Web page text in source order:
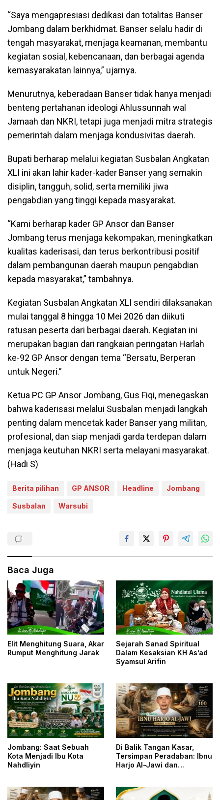
“Saya mengapresiasi dedikasi dan totalitas Banser
Jombang dalam berkhidmat. Banser selalu hadir di
tengah masyarakat, menjaga keamanan, membantu
kegiatan sosial, kebencanaan, dan berbagai agenda
kemasyarakatan lainnya,” ujarnya.
Menurutnya, keberadaan Banser tidak hanya menjadi
benteng pertahanan ideologi Ahlussunnah wal
Jamaah dan NKRI, tetapi juga menjadi mitra strategis
pemerintah dalam menjaga kondusivitas daerah.
Bupati berharap melalui kegiatan Susbalan Angkatan
XLI ini akan lahir kader-kader Banser yang semakin
disiplin, tangguh, solid, serta memiliki jiwa
pengabdian yang tinggi kepada masyarakat.
“Kami berharap kader GP Ansor dan Banser
Jombang terus menjaga kekompakan, meningkatkan
kualitas kaderisasi, dan terus berkontribusi positif
dalam pembangunan daerah maupun pengabdian
kepada masyarakat,” tambahnya.
Kegiatan Susbalan Angkatan XLI sendiri dilaksanakan
mulai tanggal 8 hingga 10 Mei 2026 dan diikuti
ratusan peserta dari berbagai daerah. Kegiatan ini
merupakan bagian dari rangkaian peringatan Harlah
ke-92 GP Ansor dengan tema “Bersatu, Berperan
untuk Negeri.”
Ketua PC GP Ansor Jombang, Gus Fiqi, menegaskan
bahwa kaderisasi melalui Susbalan menjadi langkah
penting dalam mencetak kader Banser yang militan,
profesional, dan siap menjadi garda terdepan dalam
menjaga keutuhan NKRI serta melayani masyarakat.
(Hadi S)
Berita pilihan GP ANSOR Headline Jombang
Susbalan Warsubi
Baca Juga
Elit Menghitung Suara, Akar
Rumput Menghitung Jarak
Sejarah Sanad Spiritual
Dalam Kesaksian KH As’ad
Syamsul Arifin
Jombang: Saat Sebuah
Kota Menjadi Ibu Kota
Nahdliyin
Di Balik Tangan Kasar,
Tersimpan Peradaban: Ibnu
Harjo Al-Jawi dan
Islam